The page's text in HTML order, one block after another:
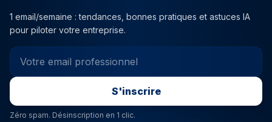
1 email/semaine : tendances, bonnes pratiques et astuces IA
pour piloter votre entreprise.
Email
S'inscrire
Zéro spam. Désinscription en 1 clic.